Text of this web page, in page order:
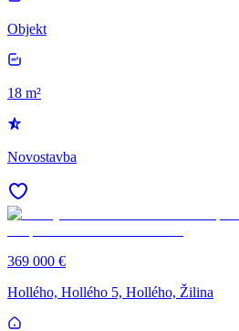
Objekt
18 m²
Novostavba
369 000 €
Hollého, Hollého 5, Hollého, Žilina